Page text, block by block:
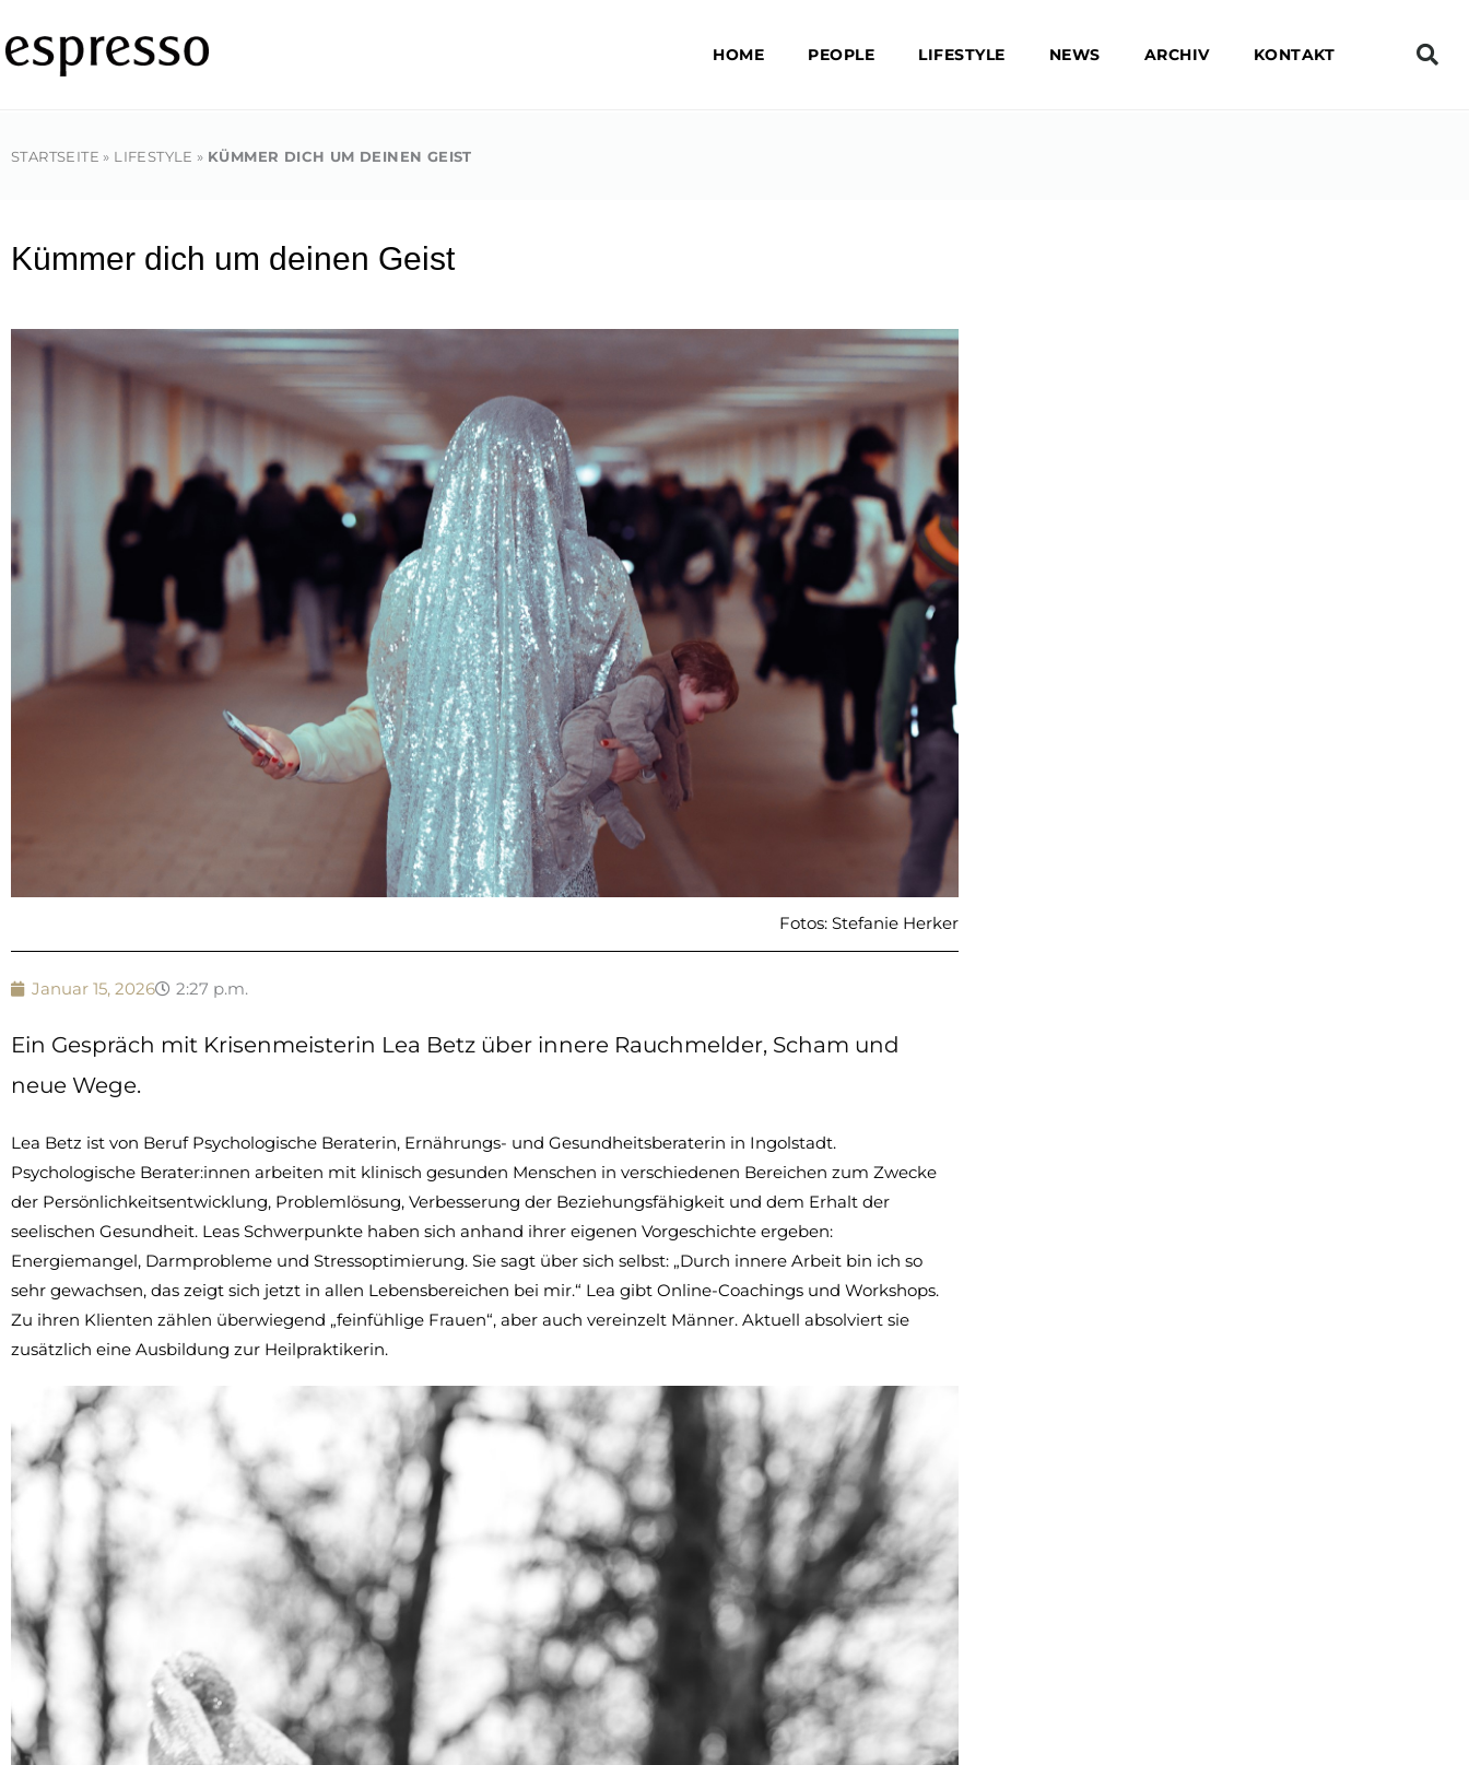
Inhalt
springen
HOME PEOPLE LIFESTYLE NEWS ARCHIV KONTAKT
STARTSEITE » LIFESTYLE » KÜMMER DICH UM DEINEN GEIST
Kümmer dich um deinen Geist
Fotos: Stefanie Herker
Januar 15, 2026 2:27 p.m.
Ein Gespräch mit Krisenmeisterin Lea Betz über innere Rauchmelder, Scham und
neue Wege.
Lea Betz ist von Beruf Psychologische Beraterin, Ernährungs- und Gesundheitsberaterin in Ingolstadt.
Psychologische Berater:innen arbeiten mit klinisch gesunden Menschen in verschiedenen Bereichen zum Zwecke
der Persönlichkeitsentwicklung, Problemlösung, Verbesserung der Beziehungsfähigkeit und dem Erhalt der
seelischen Gesundheit. Leas Schwerpunkte haben sich anhand ihrer eigenen Vorgeschichte ergeben:
Energiemangel, Darmprobleme und Stressoptimierung. Sie sagt über sich selbst: „Durch innere Arbeit bin ich so
sehr gewachsen, das zeigt sich jetzt in allen Lebensbereichen bei mir.“ Lea gibt Online-Coachings und Workshops.
Zu ihren Klienten zählen überwiegend „feinfühlige Frauen“, aber auch vereinzelt Männer. Aktuell absolviert sie
zusätzlich eine Ausbildung zur Heilpraktikerin.